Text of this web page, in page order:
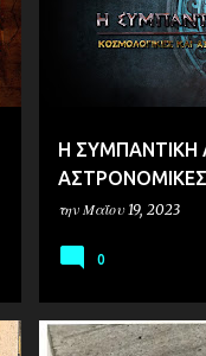
Η ΣΥΜΠΑΝΤΙΚΗ
ΑΣΤΡΟΝΟΜΙΚΕΣ
ΣΤΑ ΟΜΗΡΙΚΑ
την Μαΐου 19, 2023
0